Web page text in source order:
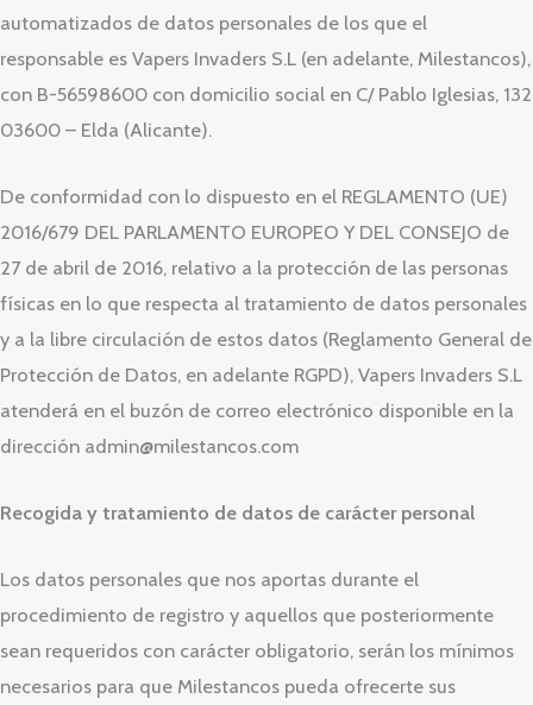
automatizados de datos personales de los que el
responsable es Vapers Invaders S.L (en adelante, Milestancos),
con B-56598600 con domicilio social en C/ Pablo Iglesias, 132
03600 – Elda (Alicante).
De conformidad con lo dispuesto en el REGLAMENTO (UE)
2016/679 DEL PARLAMENTO EUROPEO Y DEL CONSEJO de
27 de abril de 2016, relativo a la protección de las personas
físicas en lo que respecta al tratamiento de datos personales
y a la libre circulación de estos datos (Reglamento General de
Protección de Datos, en adelante RGPD), Vapers Invaders S.L
atenderá en el buzón de correo electrónico disponible en la
dirección admin@milestancos.com
Recogida y tratamiento de datos de carácter personal
Los datos personales que nos aportas durante el
procedimiento de registro y aquellos que posteriormente
sean requeridos con carácter obligatorio, serán los mínimos
necesarios para que Milestancos pueda ofrecerte sus